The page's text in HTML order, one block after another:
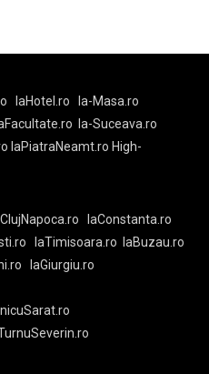
laHotel.ro
la-Masa.ro
la-Suceava.ro
laPiatraNeamt.ro High-
laConstanta.ro
laTimisoara.ro
laBuzau.ro
laGiurgiu.ro